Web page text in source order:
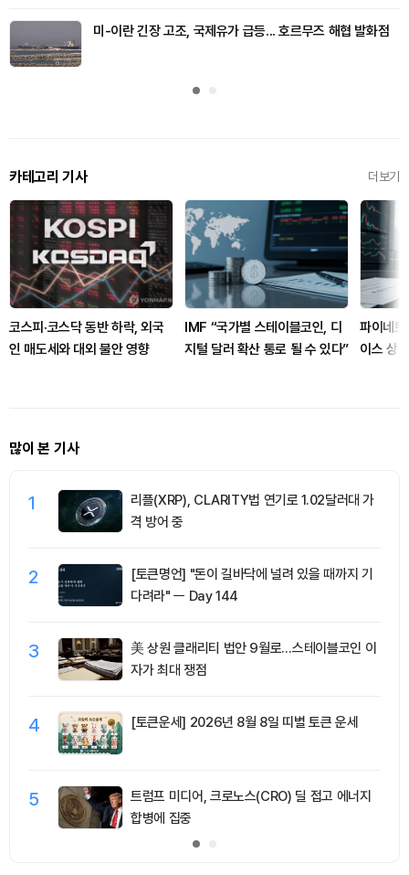
미-이란 긴장 고조, 국제유가 급등... 호르무즈 해협 발화점
카테고리 기사 더보기
코스피·코스닥 동반 하락, 외국
인 매도세와 대외 불안 영향
IMF “국가별 스테이블코인, 디
지털 달러 확산 통로 될 수 있다”
파이네트
이스 상
많이 본 기사
1
리플(XRP), CLARITY법 연기로 1.02달러대 가
격 방어 중
2
[토큰명언] "돈이 길바닥에 널려 있을 때까지 기
다려라" ㅡ Day 144
3
美 상원 클래리티 법안 9월로…스테이블코인 이
자가 최대 쟁점
4 [토큰운세] 2026년 8월 8일 띠별 토큰 운세
5
트럼프 미디어, 크로노스(CRO) 딜 접고 에너지
합병에 집중